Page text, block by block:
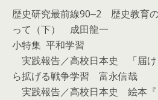
歴史研究最前線90‒2 歴史教育
って（下） 成田龍一
小特集 平和学習
実践報告／高校日本史 「届け
ら拡げる戦争学習 富永信哉
実践報告／高校日本史 絵本『